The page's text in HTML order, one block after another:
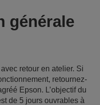
générale
retour en atelier. Si
retournez-
Epson. L’objectif du
de 5 jours ouvrables à